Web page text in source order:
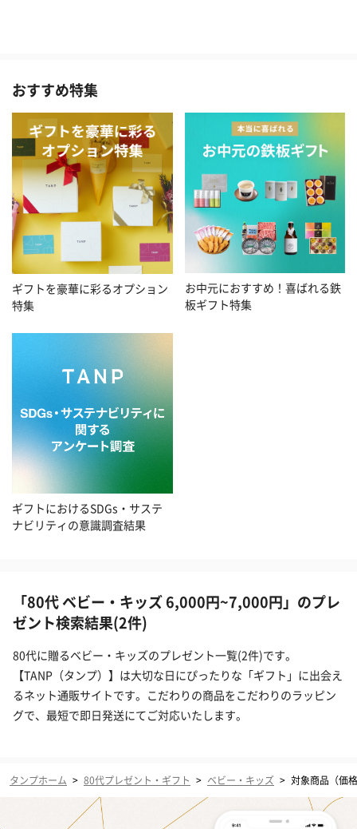
おすすめ特集
ギフトを豪華に彩るオプション
特集
お中元におすすめ！喜ばれる鉄
板ギフト特集
ギフトにおけるSDGs・サステ
ナビリティの意識調査結果
「80代 ベビー・キッズ 6,000円~7,000円」のプレ
ゼント検索結果(2件)
80代に贈るベビー・キッズのプレゼント一覧(2件)です。
【TANP（タンプ）】は大切な日にぴったりな「ギフト」に出会え
るネット通販サイトです。こだわりの商品をこだわりのラッピン
グで、最短で即日発送にてご対応いたします。
タンプホーム > 80代プレゼント・ギフト > ベビー・キッズ > 対象商品（価